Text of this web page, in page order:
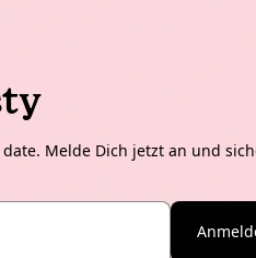
Melde Dich jetzt an und